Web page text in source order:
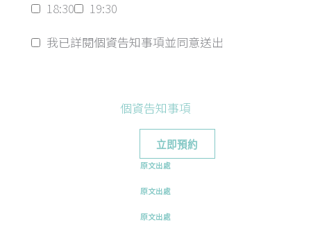
18:30
19:30
我已詳閱個資告知事項並同意送出
個資告知事項
原文出處
原文出處
原文出處